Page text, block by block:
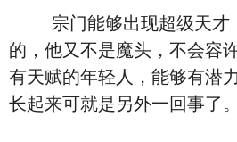
宗门能够出现超级天才
的，他又不是魔头，不会容
有天赋的年轻人，能够有潜
长起来可就是另外一回事了。